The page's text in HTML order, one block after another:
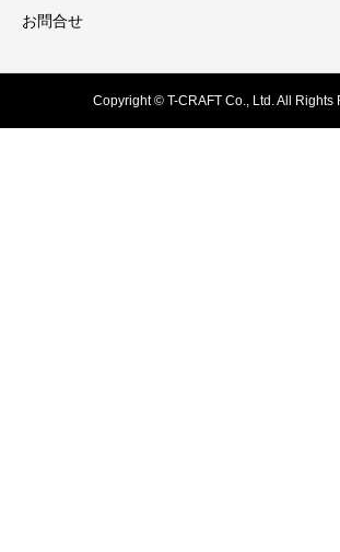
お問合せ
Copyright © T-CRAFT Co., Ltd. All Rights